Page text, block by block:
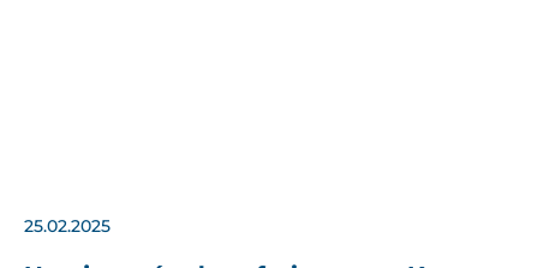
25.02.2025